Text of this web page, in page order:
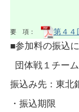
要 項： 第４４
■参加料の振込
団体戦１チー
振込み先：東
・振込期限